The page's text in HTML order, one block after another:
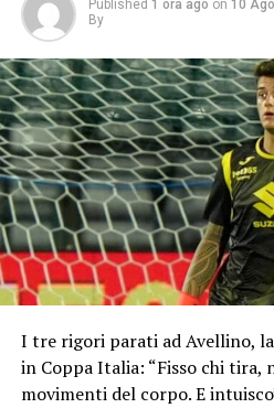
Published 1 ora ago on 10
By
I tre rigori parati ad Avellino,
in Coppa Italia: “Fisso chi tira,
movimenti del corpo. E